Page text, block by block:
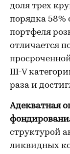
доля трех
порядка 58%
портфеля
отличается
III-V
раза и
Адекватная
структурой
ликвидных